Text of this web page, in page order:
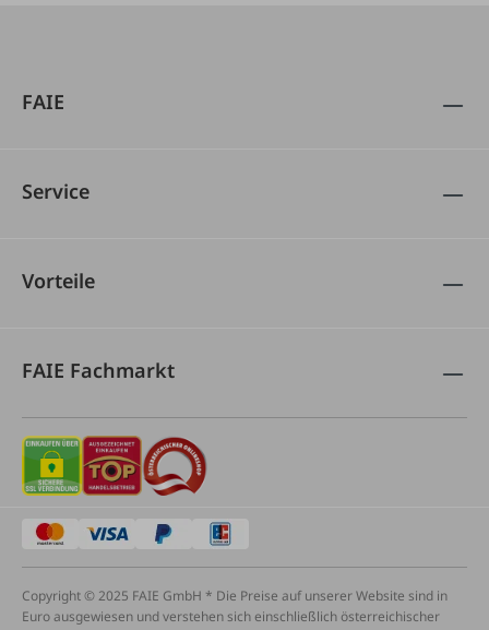
FAIE
Service
Vorteile
FAIE Fachmarkt
Copyright © 2025 FAIE GmbH * Die Preise auf unserer Website sind in
Euro ausgewiesen und verstehen sich einschließlich österreichischer